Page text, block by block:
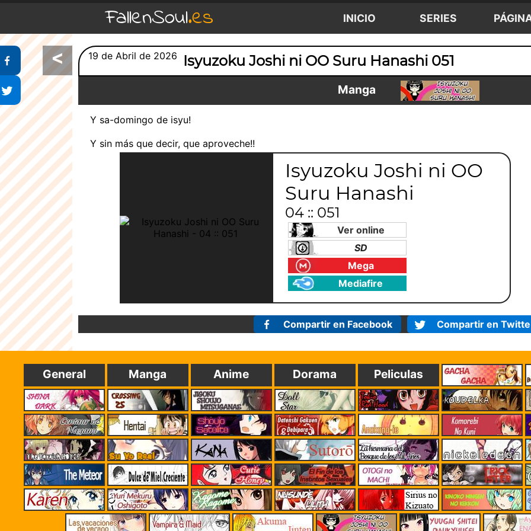
FallenSoul.es INICIO SERIES
<
Compartir en Facebook
Compartir en Twitter
19 de Abril de 2026 Isyuzoku Joshi ni OO Suru Hanashi 051
Manga
Y sa-domingo de isyu!
Y sin más que decir, que aproveche!!
Isyuzoku Joshi ni OO
Suru Hanashi
04 :: 051
Ver online
SD
Mega
Mediafire
Compartir en Facebook Compartir en
General Manga Anime Dorama Peliculas